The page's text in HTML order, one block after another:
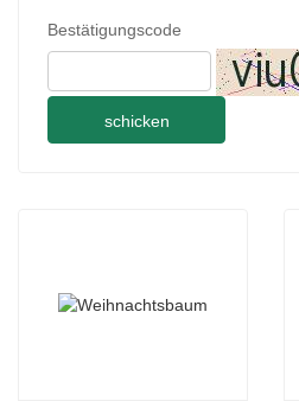
Bestätigungscode
schicken